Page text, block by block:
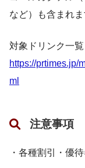
など）も含まれま
対象ドリンク一覧
https://prtimes.jp/
ml
注意事項
・各種割引・優